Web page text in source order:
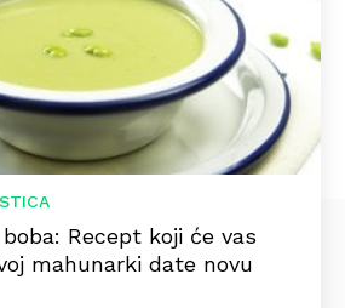
Recept koji će vas
mahunarki date novu